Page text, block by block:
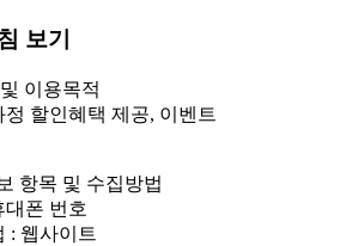
/이용 기간: 법령상 정하는 경우를 제
퇴 시까지 이용 및 보관합니다. 단, 비회
로부터 3년 이내 탈퇴하는 자의 경우,
분쟁처리를 위해 3년간 보관합니다.
청이 제한됩니다.
보기
이용목적
할인혜택 제공, 이벤트
항목 및 수집방법
대폰 번호
: 웹사이트